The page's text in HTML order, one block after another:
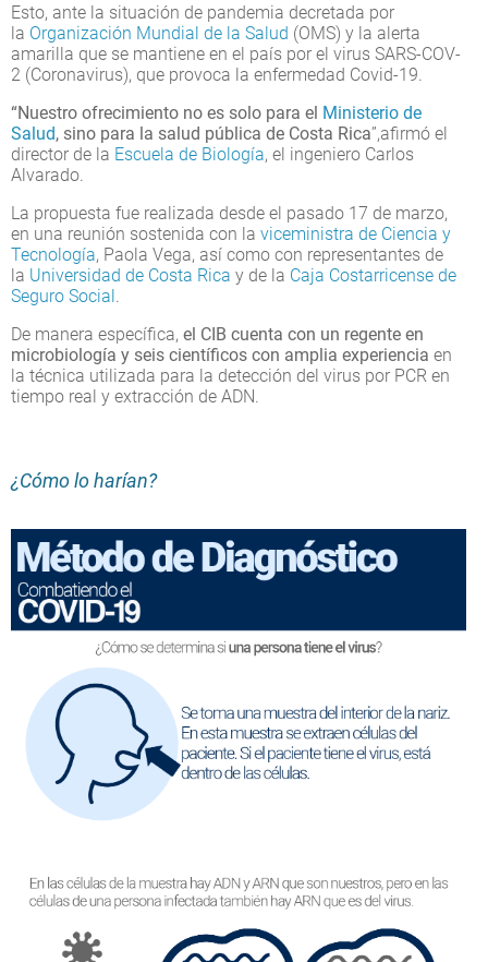
Esto, ante la situación de pandemia decretada por
la Organización Mundial de la Salud (OMS) y la alerta
amarilla que se mantiene en el país por el virus SARS-COV-
2 (Coronavirus), que provoca la enfermedad Covid-19.
“Nuestro ofrecimiento no es solo para el Ministerio de
Salud, sino para la salud pública de Costa Rica”,afirmó el
director de la Escuela de Biología, el ingeniero Carlos
Alvarado.
La propuesta fue realizada desde el pasado 17 de marzo,
en una reunión sostenida con la viceministra de Ciencia y
Tecnología, Paola Vega, así como con representantes de
la Universidad de Costa Rica y de la Caja Costarricense de
Seguro Social.
De manera específica, el CIB cuenta con un regente en
microbiología y seis científicos con amplia experiencia en
la técnica utilizada para la detección del virus por PCR en
tiempo real y extracción de ADN.
¿Cómo lo harían?